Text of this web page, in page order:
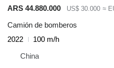
ARS 44.880.000
US$ 30.000 ≈
Camión de bomberos
2022
100 m/h
China